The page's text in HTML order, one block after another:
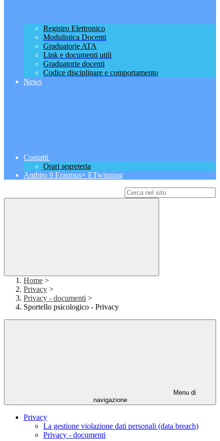
Registro Elettronico
Modulistica Docenti
Graduatorie ATA
Link e documenti utili
Graduatorie docenti
Codice disciplinare e comportamento
News
Contatti
Orari segreteria
Ambito 9 Erasmus+ ETwinning
Home >
Privacy >
Privacy - documenti >
Sportello psicologico - Privacy
Menu di
navigazione
Privacy
La gestione violazione dati personali (data breach)
Privacy - documenti